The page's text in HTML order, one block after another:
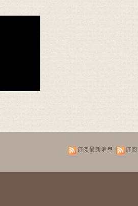
订阅最新消息 订